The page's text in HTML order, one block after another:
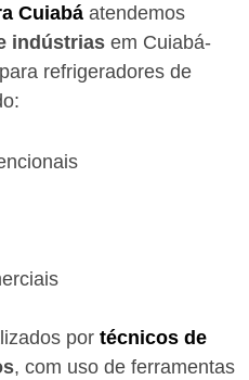
Cuiabá atendemos
indústrias em Cuiabá-
refrigeradores de
por técnicos de
, com uso de ferramentas